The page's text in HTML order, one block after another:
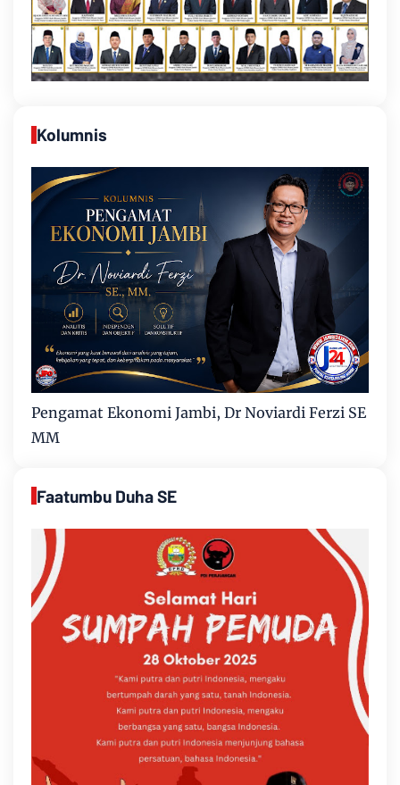
Kolumnis
Pengamat Ekonomi Jambi, Dr Noviardi Ferzi SE
MM
Faatumbu Duha SE